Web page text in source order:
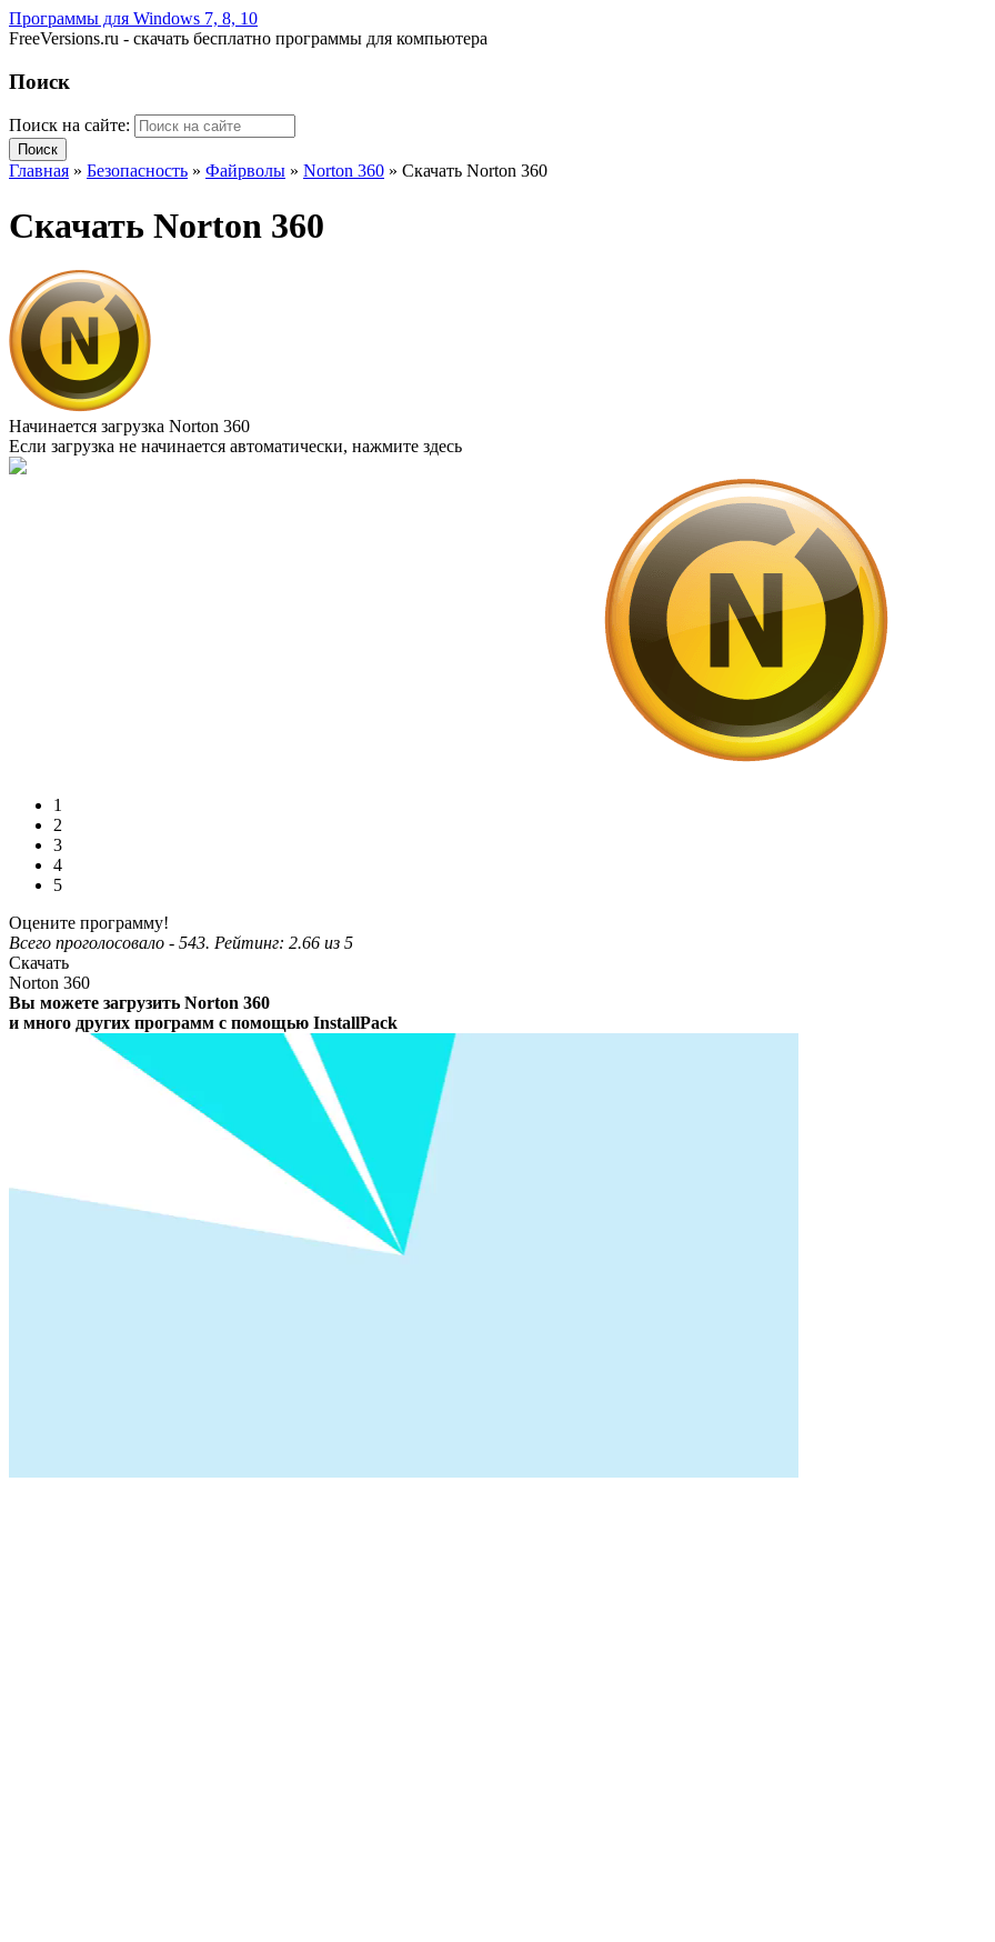
Программы для Windows 7, 8, 10
FreeVersions.ru - скачать бесплатно программы для компьютера
Поиск
Поиск на сайте:
Главная » Безопасность » Файрволы » Norton 360 » Скачать Norton 360
Скачать Norton 360
Начинается загрузка Norton 360
Если загрузка не начинается автоматически, нажмите здесь
1
2
3
4
5
Оцените программу!
Всего проголосовало - 543. Рейтинг: 2.66 из 5
Скачать
Norton 360
Вы можете загрузить Norton 360
и много других программ с помощью InstallPack